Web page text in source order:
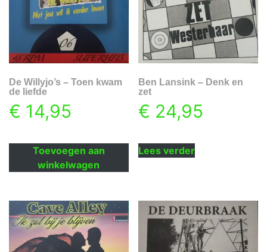
De Willyjo’s – Toen kwam
de liefde
€ 14,95
Toevoegen aan
winkelwagen
Ben Lansink – Denk en
zet
€ 24,95
Lees verder